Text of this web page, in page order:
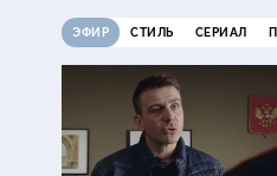
ЭФИР СТИЛЬ СЕРИАЛ
ДНК
16+